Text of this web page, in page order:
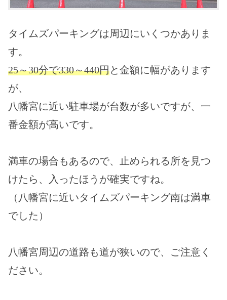
タイムズパーキングは周辺にいくつかありま
す。
25～30分で330～440円と金額に幅があります
が、
八幡宮に近い駐車場が台数が多いですが、一
番金額が高いです。
満車の場合もあるので、止められる所を見つ
けたら、入ったほうが確実ですね。
（八幡宮に近いタイムズパーキング南は満車
でした）
八幡宮周辺の道路も道が狭いので、ご注意く
ださい。